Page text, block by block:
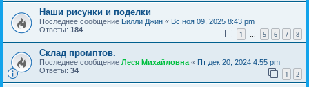
Наши рисунки и поделки
Последнее сообщение Билли Джин « Вс ноя 09, 2025 8:43 pm
Ответы: 184 1 … 5 6 7 8
Склад промптов.
Последнее сообщение Леся Михайловна « Пт дек 20, 2024 4:55 pm
Ответы: 34 1 2